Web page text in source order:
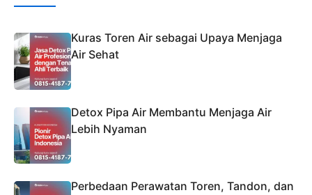
Kuras Toren Air sebagai Upaya Menjaga
Air Sehat
Detox Pipa Air Membantu Menjaga Air
Lebih Nyaman
Perbedaan Perawatan Toren, Tandon, dan